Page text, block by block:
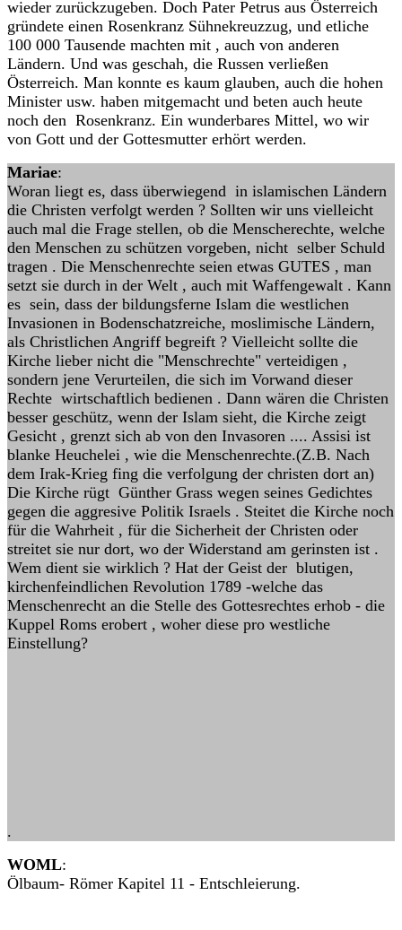
wieder zurückzugeben. Doch Pater Petrus aus Österreich
gründete einen Rosenkranz Sühnekreuzzug, und etliche
100 000 Tausende machten mit , auch von anderen
Ländern. Und was geschah, die Russen verließen
Österreich. Man konnte es kaum glauben, auch die hohen
Minister usw. haben mitgemacht und beten auch heute
noch den Rosenkranz. Ein wunderbares Mittel, wo wir
von Gott und der Gottesmutter erhört werden.
Mariae:
Woran liegt es, dass überwiegend in islamischen Ländern
die Christen verfolgt werden ? Sollten wir uns vielleicht
auch mal die Frage stellen, ob die Menscherechte, welche
den Menschen zu schützen vorgeben, nicht selber Schuld
tragen . Die Menschenrechte seien etwas GUTES , man
setzt sie durch in der Welt , auch mit Waffengewalt . Kann
es sein, dass der bildungsferne Islam die westlichen
Invasionen in Bodenschatzreiche, moslimische Ländern,
als Christlichen Angriff begreift ? Vielleicht sollte die
Kirche lieber nicht die "Menschrechte" verteidigen ,
sondern jene Verurteilen, die sich im Vorwand dieser
Rechte wirtschaftlich bedienen . Dann wären die Christen
besser geschütz, wenn der Islam sieht, die Kirche zeigt
Gesicht , grenzt sich ab von den Invasoren .... Assisi ist
blanke Heuchelei , wie die Menschenrechte.(Z.B. Nach
dem Irak-Krieg fing die verfolgung der christen dort an)
Die Kirche rügt Günther Grass wegen seines Gedichtes
gegen die aggresive Politik Israels . Steitet die Kirche noch
für die Wahrheit , für die Sicherheit der Christen oder
streitet sie nur dort, wo der Widerstand am gerinsten ist .
Wem dient sie wirklich ? Hat der Geist der blutigen,
kirchenfeindlichen Revolution 1789 -welche das
Menschenrecht an die Stelle des Gottesrechtes erhob - die
Kuppel Roms erobert , woher diese pro westliche
Einstellung?
.
WOML:
Ölbaum- Römer Kapitel 11 - Entschleierung.